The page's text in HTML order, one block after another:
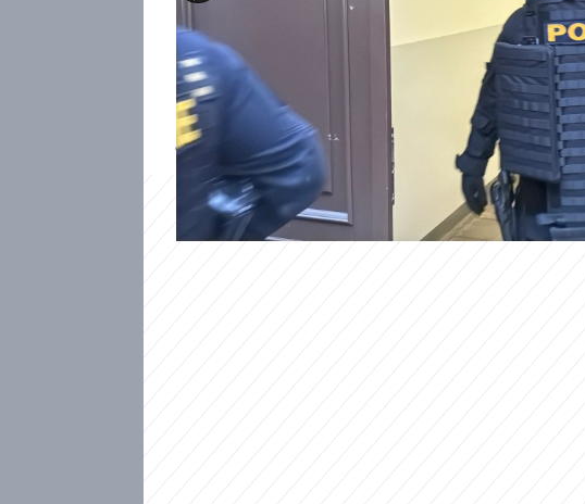
Policisté dopadli muže, který chtěl v
Obsluhu ohrožoval útočným nožem a
dní později už ale na dveře bytu, ve
jednotka.